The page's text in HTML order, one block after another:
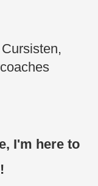
I'm here to